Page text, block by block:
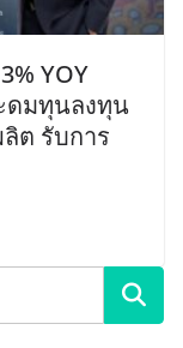
YOY
ดมทุนลงทุน
ต รับการ